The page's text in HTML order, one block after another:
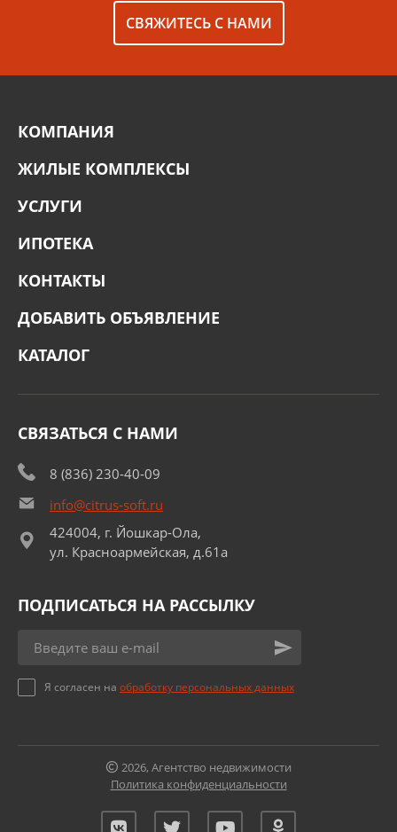
СВЯЖИТЕСЬ С НАМИ
КОМПАНИЯ
ЖИЛЫЕ КОМПЛЕКСЫ
УСЛУГИ
ИПОТЕКА
КОНТАКТЫ
ДОБАВИТЬ ОБЪЯВЛЕНИЕ
КАТАЛОГ
СВЯЗАТЬСЯ С НАМИ
8 (836) 230-40-09
info@citrus-soft.ru
424004, г. Йошкар-Ола,
ул. Красноармейская, д.61а
ПОДПИСАТЬСЯ НА РАССЫЛКУ
Я согласен на обработку персональных данных
2026, Агентство недвижимости
Политика конфиденциальности